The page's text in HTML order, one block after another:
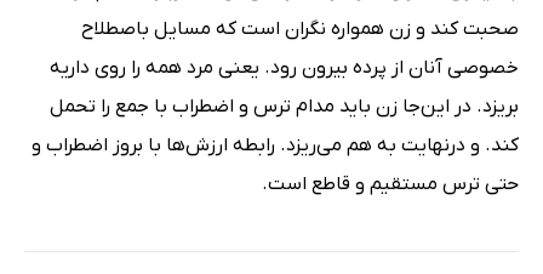
صحبت کند و زن همواره نگران است که مسایل باصطلاح
خصوصى آنان از پرده بیرون رود. یعنى مرد همه را روى داریه
بریزد. در این‌جا زن باید مدام ترس و اضطراب با جمع را تحمل
کند. و درنهایت به هم مى‌ریزد. رابطه ارزش‌ها با بروز اضطراب و
حتى ترس مستقیم و قاطع است.